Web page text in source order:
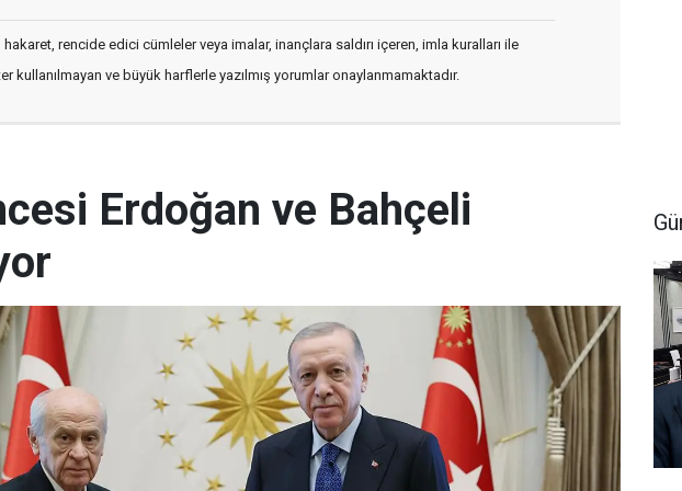
hakaret, rencide edici cümleler veya imalar, inançlara saldırı içeren, imla kuralları ile
kullanılmayan ve büyük harflerle yazılmış yorumlar onaylanmamaktadır.
Erdoğan ve Bahçeli